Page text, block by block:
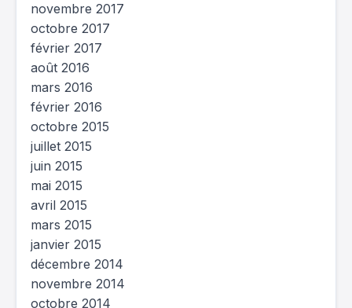
novembre 2017
octobre 2017
février 2017
août 2016
mars 2016
février 2016
octobre 2015
juillet 2015
juin 2015
mai 2015
avril 2015
mars 2015
janvier 2015
décembre 2014
novembre 2014
octobre 2014